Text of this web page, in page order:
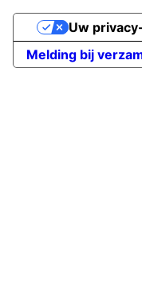
Melding bij
Uw